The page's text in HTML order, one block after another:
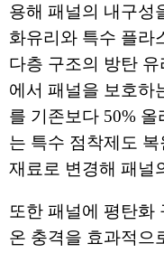
용해 패널의 내구성
화유리와 특수 플라
다층 구조의 방탄
에서 패널을 보호하
를 기존보다 50%
는 특수 점착제도
재료로 변경해 패널
또한 패널에 평탄화
온 충격을 효과적으